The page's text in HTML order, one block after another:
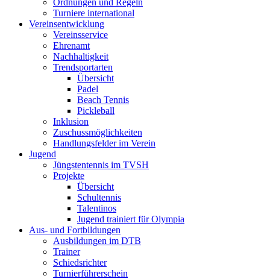
Ordnungen und Regeln
Turniere international
Vereinsentwicklung
Vereinsservice
Ehrenamt
Nachhaltigkeit
Trendsportarten
Übersicht
Padel
Beach Tennis
Pickleball
Inklusion
Zuschussmöglichkeiten
Handlungsfelder im Verein
Jugend
Jüngstentennis im TVSH
Projekte
Übersicht
Schultennis
Talentinos
Jugend trainiert für Olympia
Aus- und Fortbildungen
Ausbildungen im DTB
Trainer
Schiedsrichter
Turnierführerschein